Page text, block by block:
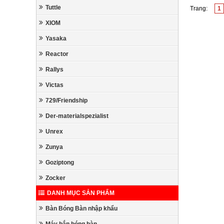
Tuttle
XIOM
Yasaka
Reactor
Rallys
Victas
729/Friendship
Der-materialspezialist
Unrex
Zunya
Goziptong
Zocker
DANH MỤC SẢN PHẨM
Bàn Bóng Bàn nhập khẩu
Trang: 1